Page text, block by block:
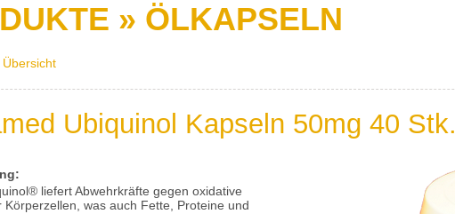
» ÖLKAPSELN
Ubiquinol Kapseln 50mg 40 Stk.
liefert Abwehrkräfte gegen oxidative
Körperzellen, was auch Fette, Proteine und